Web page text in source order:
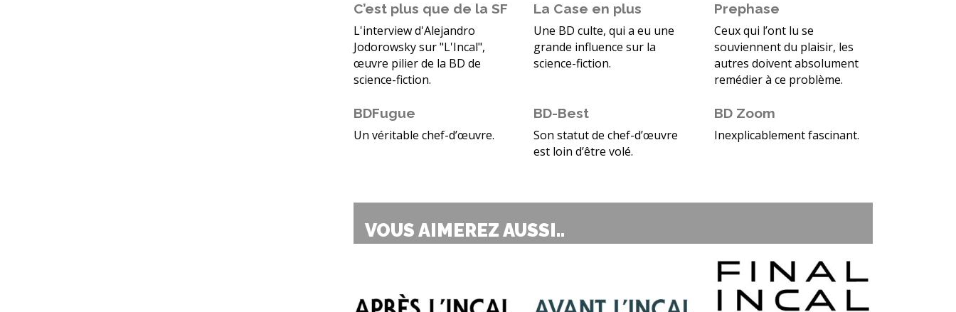
C’est plus que de la SF
L'interview d'Alejandro
Jodorowsky sur "L'Incal",
œuvre pilier de la BD de
science-fiction.
La Case en plus
Une BD culte, qui a eu une
grande influence sur la
science-fiction.
Prephase
Ceux qui l’ont lu se
souviennent du plaisir, les
autres doivent absolument
remédier à ce problème.
BDFugue
Un véritable chef-d’œuvre.
BD-Best
Son statut de chef-d’œuvre
est loin d’être volé.
BD Zoom
Inexplicablement fascinant.
VOUS AIMEREZ AUSSI..